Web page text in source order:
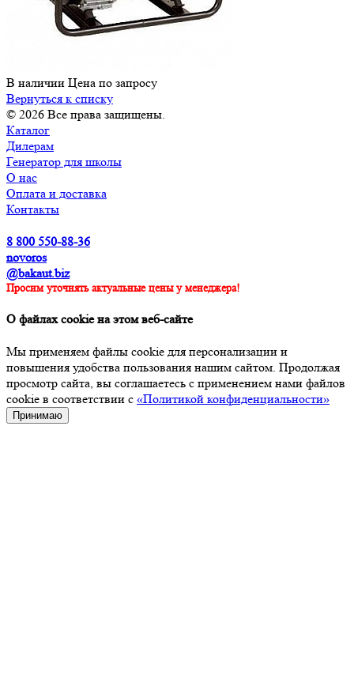
В наличии Цена по запросу
Вернуться к списку
© 2026 Все права защищены.
Каталог
Дилерам
Генератор для школы
О нас
Оплата и доставка
Контакты
8 800 550-88-36
novoros
@bakaut.biz
Просим уточнять актуальные цены у менеджера!
О файлах cookie на этом веб-сайте
Мы применяем файлы cookie для персонализации и
повышения удобства пользования нашим сайтом. Продолжая
просмотр сайта, вы соглашаетесь с применением нами файлов
cookie в соответствии с «Политикой конфиденциальности»
Принимаю